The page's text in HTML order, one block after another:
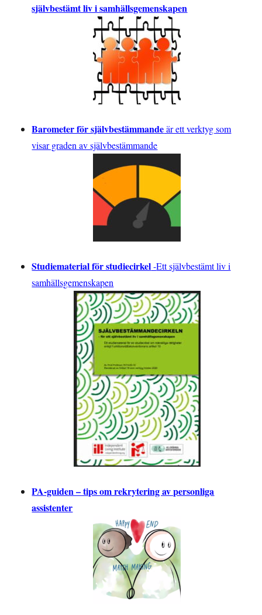
självbestämt liv i samhällsgemenskapen
Barometer för självbestämmandeär ett verktyg som
visar graden av självbestämmande
Studiematerial för studiecirkel-Ett självbestämt liv i
samhällsgemenskapen
PA-guiden – tips om rekrytering av personliga
assistenter